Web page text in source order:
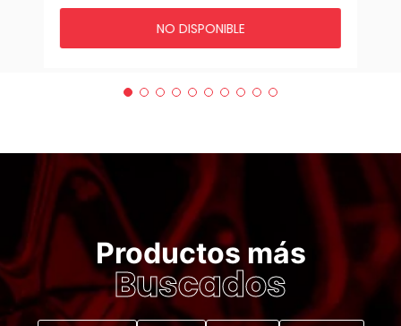
NO DISPONIBLE
Productos más
Buscados